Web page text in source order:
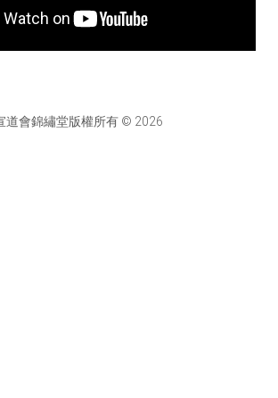
道會錦繡堂版權所有 © 2026